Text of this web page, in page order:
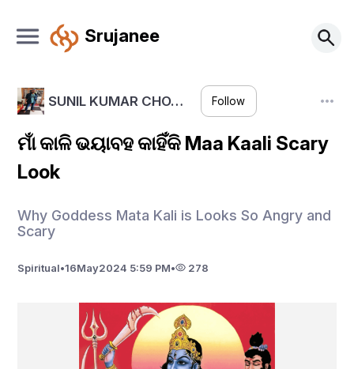
Srujanee
SUNIL KUMAR CHO… Follow
ମାଁ କାଳି ଭୟାବହ କାହିଁକି Maa Kaali Scary
Look
Why Goddess Mata Kali is Looks So Angry and
Scary
Spiritual•16May2024 5:59 PM• 278